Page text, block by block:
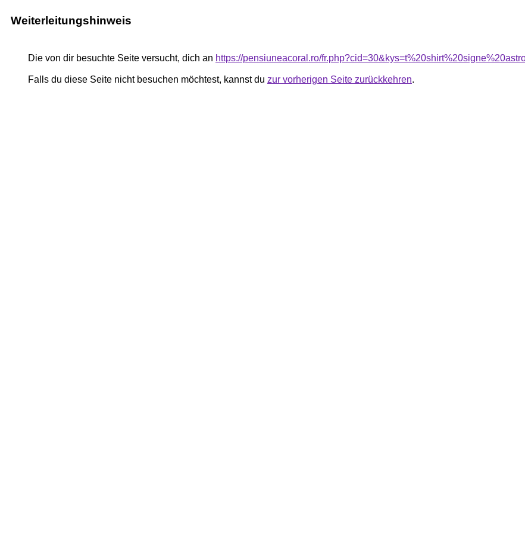
Weiterleitungshinweis
Die von dir besuchte Seite versucht, dich an https://pensiuneacoral.ro/
Falls du diese Seite nicht besuchen möchtest, kannst du zur vorherigen Seite zurückkehren.